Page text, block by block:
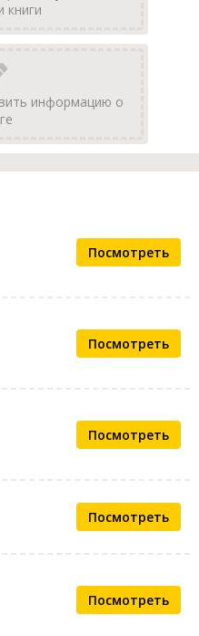
книги
информацию о
Посмотреть
Посмотреть
Посмотреть
Посмотреть
Посмотреть